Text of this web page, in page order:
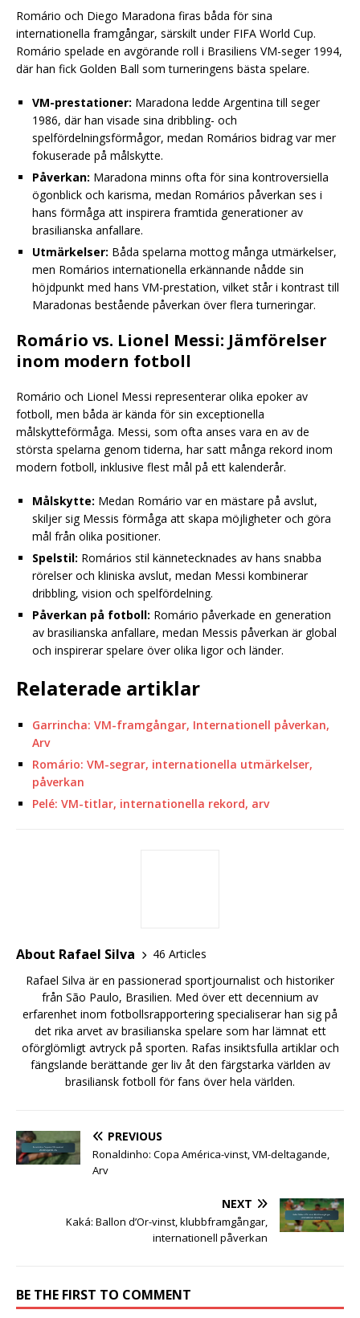
Romário och Diego Maradona firas båda för sina
internationella framgångar, särskilt under FIFA World Cup.
Romário spelade en avgörande roll i Brasiliens VM-seger 1994,
där han fick Golden Ball som turneringens bästa spelare.
VM-prestationer: Maradona ledde Argentina till seger
1986, där han visade sina dribbling- och
spelfördelningsförmågor, medan Romários bidrag var mer
fokuserade på målskytte.
Påverkan: Maradona minns ofta för sina kontroversiella
ögonblick och karisma, medan Romários påverkan ses i
hans förmåga att inspirera framtida generationer av
brasilianska anfallare.
Utmärkelser: Båda spelarna mottog många utmärkelser,
men Romários internationella erkännande nådde sin
höjdpunkt med hans VM-prestation, vilket står i kontrast till
Maradonas bestående påverkan över flera turneringar.
Romário vs. Lionel Messi: Jämförelser
inom modern fotboll
Romário och Lionel Messi representerar olika epoker av
fotboll, men båda är kända för sin exceptionella
målskytteförmåga. Messi, som ofta anses vara en av de
största spelarna genom tiderna, har satt många rekord inom
modern fotboll, inklusive flest mål på ett kalenderår.
Målskytte: Medan Romário var en mästare på avslut,
skiljer sig Messis förmåga att skapa möjligheter och göra
mål från olika positioner.
Spelstil: Romários stil kännetecknades av hans snabba
rörelser och kliniska avslut, medan Messi kombinerar
dribbling, vision och spelfördelning.
Påverkan på fotboll: Romário påverkade en generation
av brasilianska anfallare, medan Messis påverkan är global
och inspirerar spelare över olika ligor och länder.
Relaterade artiklar
Garrincha: VM-framgångar, Internationell påverkan,
Arv
Romário: VM-segrar, internationella utmärkelser,
påverkan
Pelé: VM-titlar, internationella rekord, arv
About Rafael Silva
46 Articles
Rafael Silva är en passionerad sportjournalist och historiker
från São Paulo, Brasilien. Med över ett decennium av
erfarenhet inom fotbollsrapportering specialiserar han sig på
det rika arvet av brasilianska spelare som har lämnat ett
oförglömligt avtryck på sporten. Rafas insiktsfulla artiklar och
fängslande berättande ger liv åt den färgstarka världen av
brasiliansk fotboll för fans över hela världen.
PREVIOUS
Ronaldinho: Copa América-vinst, VM-deltagande,
Arv
NEXT
Kaká: Ballon d’Or-vinst, klubbframgångar,
internationell påverkan
BE THE FIRST TO COMMENT